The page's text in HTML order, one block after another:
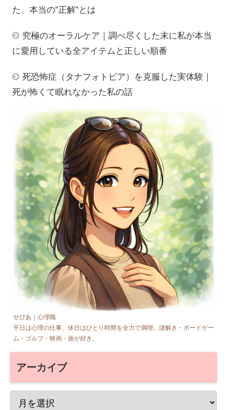
た、本当の”正解”とは
究極のオーラルケア｜調べ尽くした末に私が本当
に愛用している全アイテムと正しい順番
死恐怖症（タナフォトビア）を克服した実体験｜
死が怖くて眠れなかった私の話
せぴあ｜心理職
平日は心理の仕事、休日はひとり時間を全力で満喫。謎解き・ボードゲー
ム・ゴルフ・映画・旅が好き。
アーカイブ